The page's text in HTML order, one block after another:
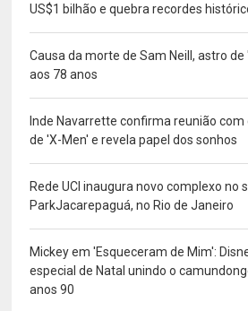
US$1 bilhão e quebra recordes
Causa da morte de Sam Neill, astro
aos 78 anos
Inde Navarrette confirma reunião
de 'X-Men' e revela papel dos sonhos
Rede UCI inaugura novo complexo no
ParkJacarepaguá, no Rio de Janeiro
Mickey em 'Esqueceram de Mim':
especial de Natal unindo o
anos 90